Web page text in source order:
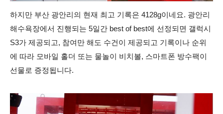
하지만 부산 광안리의 현재 최고 기록은 4128g이네요. 광안리
해수욕장에서 진행되는 5일간 best of best에 선정되면 갤럭시
S3가 제공되고, 참여만 해도 수건이 제공되고 기록이나 순위
에 따라 모바일 홀더 또는 물놀이 비치볼, 스마트폰 방수팩이
선물로 증정됩니다.